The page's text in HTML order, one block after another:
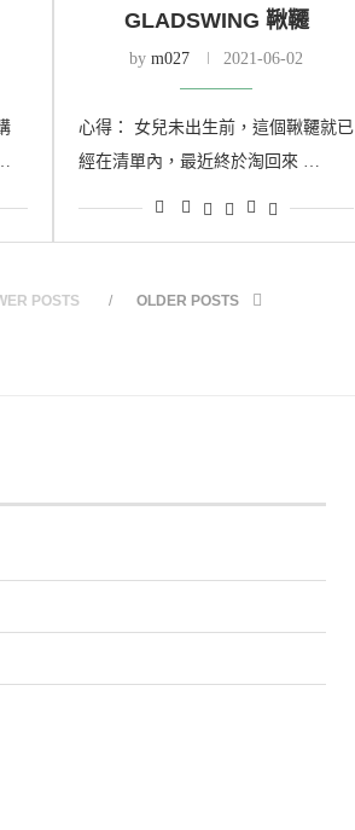
GLADSWING 鞦韆
by m027 2021-06-02
心得： 女兒未出生前，這個鞦韆就已
經在清單內，最近終於淘回來 …
POSTS OLDER POSTS